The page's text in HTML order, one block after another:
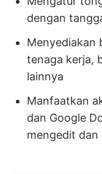
dengan
Menyediakan
tenaga kerja,
lainnya
Manfaatkan
dan Google
mengedit dan